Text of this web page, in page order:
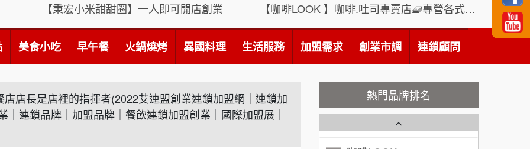
【秉宏小米甜甜圈】一人即可開店創業 【咖啡LOOK 】咖啡.吐司專賣店🧇專營各式創意法式吐司
美食小吃 早午餐 火鍋燒烤 異國料理 生活服務 加盟需求 創業市調 連鎖顧問
店長是店裡的指揮者(2022艾連盟創業連鎖加盟網｜連鎖加
連鎖品牌｜加盟品牌｜餐飲連鎖加盟創業｜國際加盟展｜
熱門品牌排名
1 Cozy coffee可集咖啡
2 霏等茶
3 秉宏小米甜甜圈
4 潮鍋癮
咖啡LOOK
呂 先生/小姐 新竹市
加盟預算 200萬~400萬
顏 先生/小姐 台北市
加盟預算 100萬 ~ 200萬
廖 先生/小姐 高雄市
加盟預算 200萬~300萬